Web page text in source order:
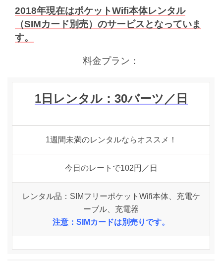
2018年現在はポケットWifi本体レンタル
（SIMカード別売）のサービスとなっていま
す。
料金プラン：
1日レンタル：30バーツ ／日
1週間未満のレンタルならオススメ！
今日のレートで102円／日
レンタル品：SIMフリーポケットWifi本体、充電ケ
ーブル、充電器
注意：SIMカードは別売りです。